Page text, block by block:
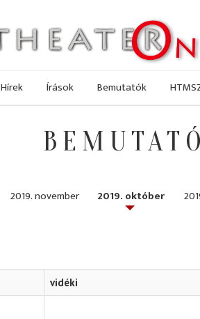
Hírek Írások Bemutatók
2019. november 2019. október
vidéki